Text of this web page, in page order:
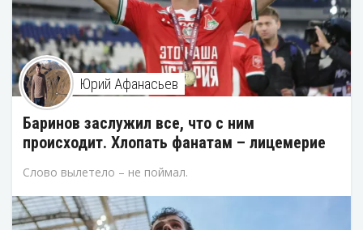
Юрий Афанасьев
Баринов заслужил все, что с ним
происходит. Хлопать фанатам – лицемерие
Слово вылетело – не поймал.